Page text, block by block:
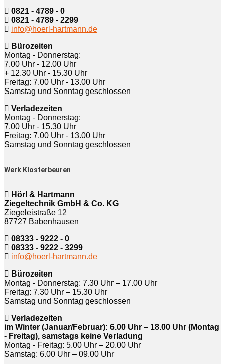
0821 - 4789 - 0
0821 - 4789 - 2299
info@hoerl-hartmann.de
Bürozeiten
Montag - Donnerstag:
7.00 Uhr - 12.00 Uhr
+ 12.30 Uhr - 15.30 Uhr
Freitag: 7.00 Uhr - 13.00 Uhr
Samstag und Sonntag geschlossen
Verladezeiten
Montag - Donnerstag:
7.00 Uhr - 15.30 Uhr
Freitag: 7.00 Uhr - 13.00 Uhr
Samstag und Sonntag geschlossen
Werk Klosterbeuren
Hörl & Hartmann
Ziegeltechnik GmbH & Co. KG
Ziegeleistraße 12
87727 Babenhausen
08333 - 9222 - 0
08333 - 9222 - 3299
info@hoerl-hartmann.de
Bürozeiten
Montag - Donnerstag: 7.30 Uhr – 17.00 Uhr
Freitag: 7.30 Uhr – 15.30 Uhr
Samstag und Sonntag geschlossen
Verladezeiten
im Winter (Januar/Februar): 6.00 Uhr – 18.00 Uhr (Montag
- Freitag), samstags keine Verladung
Montag - Freitag: 5.00 Uhr – 20.00 Uhr
Samstag: 6.00 Uhr – 09.00 Uhr